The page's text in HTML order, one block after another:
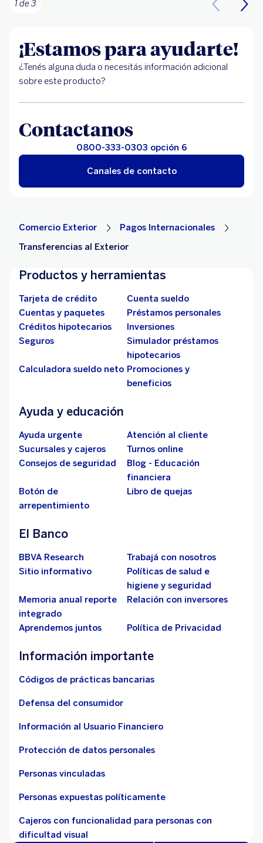
1 de 3
¡Estamos para ayudarte!
¿Tenés alguna duda o necesitás información adicional
sobre este producto?
Contactanos
0800-333-0303 opción 6
Canales de contacto
Comercio Exterior
Pagos Internacionales
Transferencias al Exterior
Productos y herramientas
Tarjeta de crédito
Cuenta sueldo
Cuentas y paquetes
Préstamos personales
Créditos hipotecarios
Inversiones
Seguros
Simulador préstamos
hipotecarios
Calculadora sueldo neto Promociones y
beneficios
Ayuda y educación
Ayuda urgente
Atención al cliente
Sucursales y cajeros
Turnos online
Consejos de seguridad
Blog - Educación
financiera
Botón de
arrepentimiento
Libro de quejas
El Banco
BBVA Research
Trabajá con nosotros
Sitio informativo
Políticas de salud e
higiene y seguridad
Memoria anual reporte
integrado
Relación con inversores
Aprendemos juntos Política de Privacidad
Información importante
Códigos de prácticas bancarias
Defensa del consumidor
Información al Usuario Financiero
Protección de datos personales
Personas vinculadas
Personas expuestas políticamente
Cajeros con funcionalidad para personas con
dificultad visual